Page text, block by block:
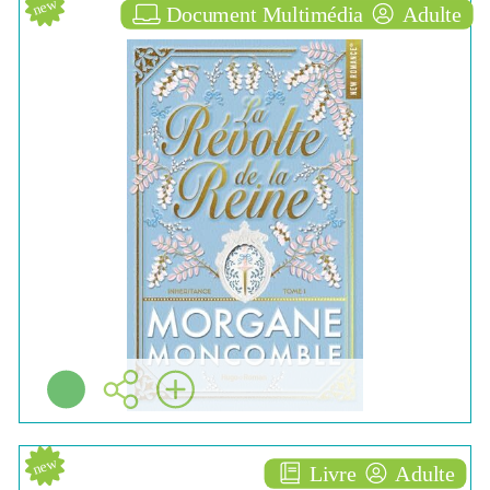
Document Multimédia Adulte
new
La révolte de la reine [1]
ROMAN
Morgane MONCOMBLE
Hugo Roman ( Boulogne-
Billancourt - 2026 )
Plus d'infos
Livre Adulte
new